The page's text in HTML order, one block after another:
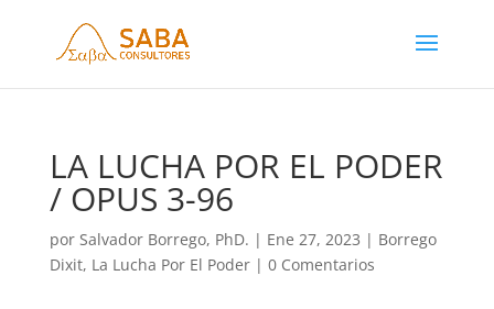
LA LUCHA POR EL PODER
/ OPUS 3-96
por Salvador Borrego, PhD. | Ene 27, 2023 | Borrego
Dixit, La Lucha Por El Poder| 0 Comentarios